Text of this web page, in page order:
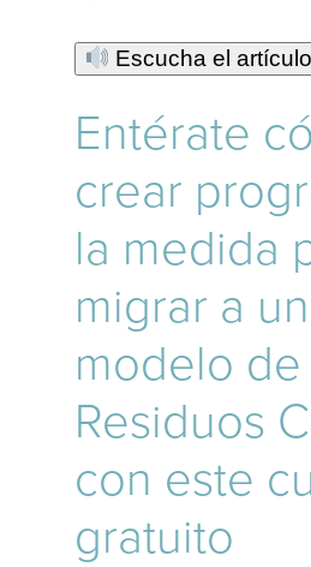
Escucha el artículo
Entérate
crear
la medida
migrar a un
modelo de
Residuos
con este
gratuito